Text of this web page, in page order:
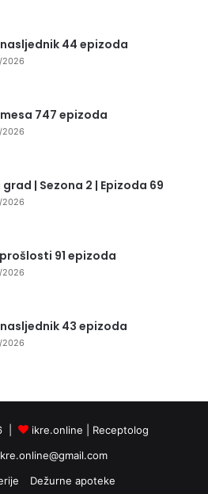
44 epizoda
747 epizoda
| Sezona 2 | Epizoda 69
91 epizoda
43 epizoda
| ikre.online | Receptolog
Dežurne apoteke